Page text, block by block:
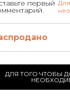
первый
ДЛЯ ТОГО ЧТОБЫ